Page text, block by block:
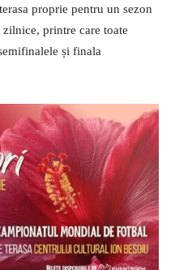
proprie pentru un sezon
printre care toate
și finala